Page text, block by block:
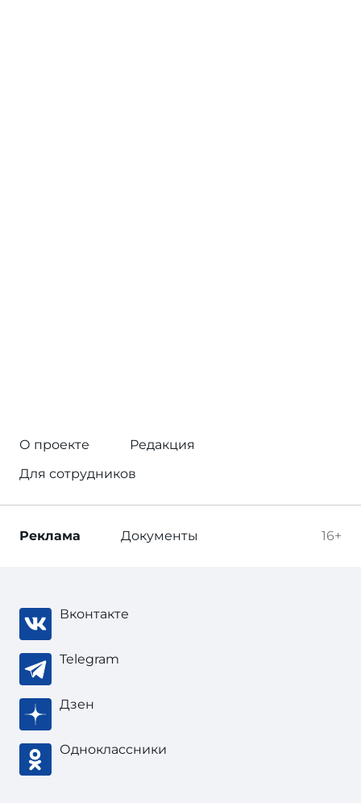
О проекте
Редакция
Для сотрудников
16+
Реклама Документы
Вконтакте
Telegram
Дзен
Одноклассники